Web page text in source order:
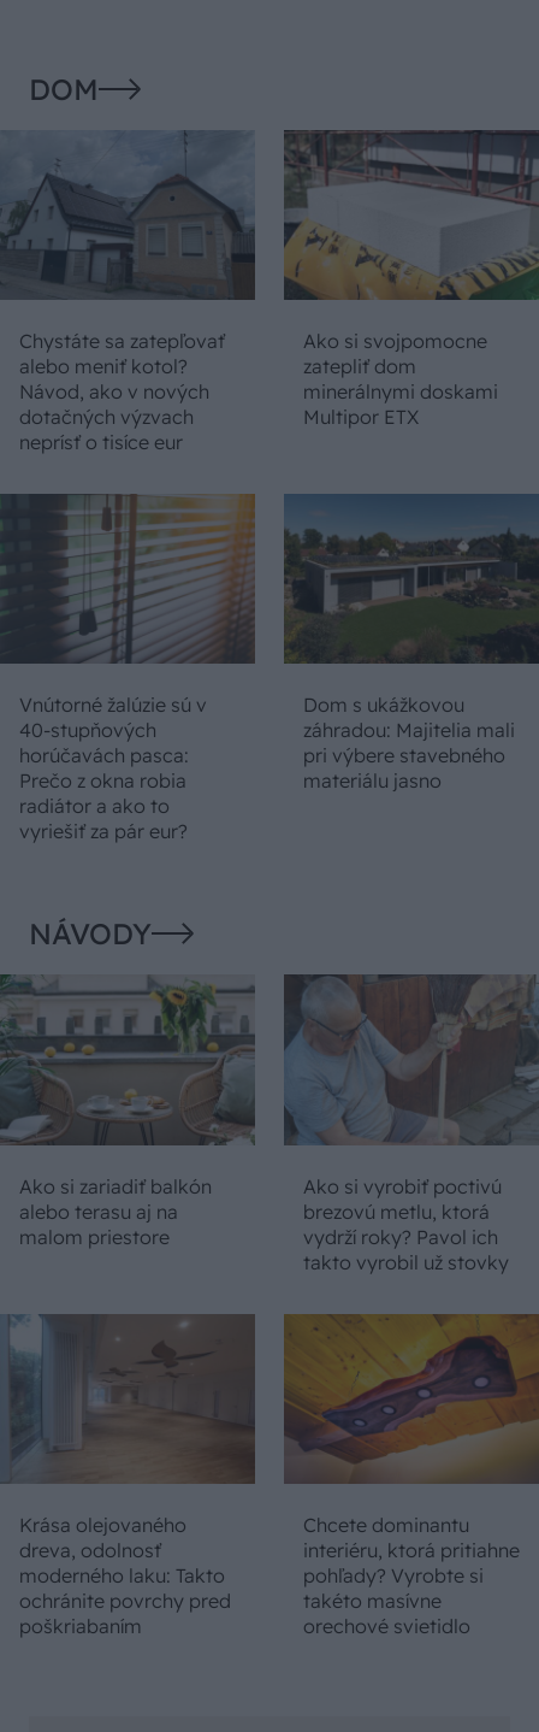
DOM
Chystáte sa zatepľovať
alebo meniť kotol?
Návod, ako v nových
dotačných výzvach
neprísť o tisíce eur
Ako si svojpomocne
zatepliť dom
minerálnymi doskami
Multipor ETX
Vnútorné žalúzie sú v
40-stupňových
horúčavách pasca:
Prečo z okna robia
radiátor a ako to
vyriešiť za pár eur?
Dom s ukážkovou
záhradou: Majitelia mali
pri výbere stavebného
materiálu jasno
NÁVODY
Ako si zariadiť balkón
alebo terasu aj na
malom priestore
Ako si vyrobiť poctivú
brezovú metlu, ktorá
vydrží roky? Pavol ich
takto vyrobil už stovky
Krása olejovaného
dreva, odolnosť
moderného laku: Takto
ochránite povrchy pred
poškriabaním
Chcete dominantu
interiéru, ktorá pritiahne
pohľady? Vyrobte si
takéto masívne
orechové svietidlo